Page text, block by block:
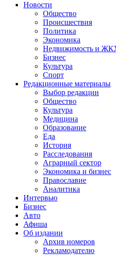
Новости
Общество
Происшествия
Политика
Экономика
Недвижимость и
Бизнес
Культура
Спорт
Редакционные материалы
Выбор редакции
Общество
Культура
Медицина
Образование
Еда
История
Расследования
Аграрный сектор
Экономика и бизнес
Православие
Аналитика
Интервью
Бизнес
Авто
Афиша
Об издании
Архив номеров
Рекламодателю